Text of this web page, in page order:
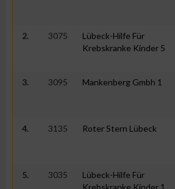
2. 3075
Lübeck-Hilfe Für
Krebskranke Kinder 5
3. 3095 Mankenberg Gmbh 1
4. 3135 Roter Stern Lübeck
5. 3035
Lübeck-Hilfe Für
Krebskranke Kinder 1